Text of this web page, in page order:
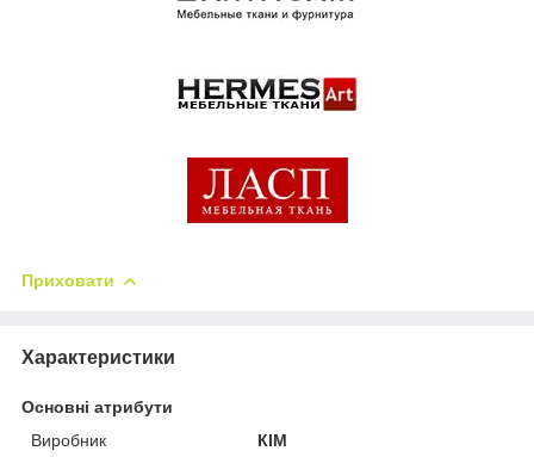
Приховати
Характеристики
Основні атрибути
Виробник
КІМ